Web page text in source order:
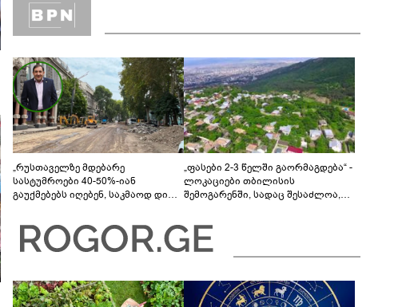
„რუსთაველზე მდებარე
სასტუმროები 40-50%-იან
გაუქმებებს იღებენ, საკმაოდ დიდი
შეხვდებოდა“
„ფასები 2-3 წელში გაორმაგდება“ -
ლოკაციები თბილისის
შემოგარენში, სადაც შესაძლოა,